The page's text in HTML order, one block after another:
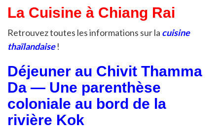
La Cuisine à Chiang Rai
Retrouvez toutes les informations sur la cuisine
thaïlandaise!
Déjeuner au Chivit Thamma
Da — Une parenthèse
coloniale au bord de la
rivière Kok